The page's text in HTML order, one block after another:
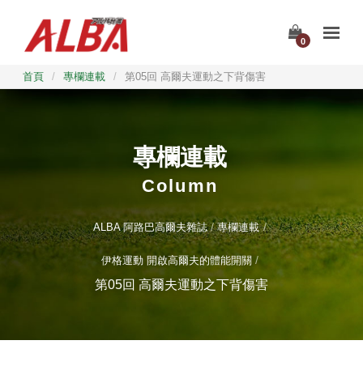
0
首頁 / 專欄連載 / 第05回 高爾夫運動之下背傷害
專欄連載
Column
ALBA 阿路巴高爾夫雜誌 專欄連載
伊格運動 開啟高爾夫的體能開關
第05回 高爾夫運動之下背傷害